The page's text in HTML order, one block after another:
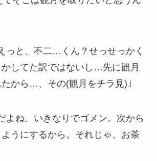
っと、不二…くん？せっせっかく
してた訳ではないし…先に観月
から…、その(観月をチラ見)｣
よね、いきなりでゴメン。次から
うにするから。それじゃ、お茶